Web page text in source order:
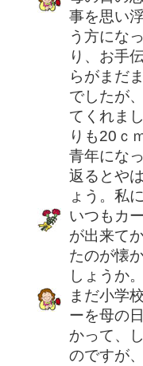
事を思い
う方にな
り、お手
らがまだ
でしたが
てくれま
りも20ｃ
青年にな
返るとや
ょう。私
いつもカ
が出来て
たのが懐
しょうか
まだ小学
ーを母の
かって、
のですが